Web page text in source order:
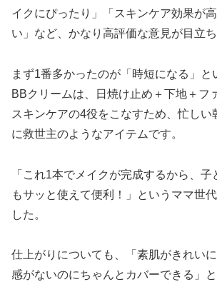
イクにぴったり」「スキンケア効果が
い」など、かなり高評価な意見が目立ち
まず1番多かったのが「時短になる」と
BBクリームは、日焼け止め＋下地＋フ
スキンケアの4役をこなすため、忙しい
に救世主のようなアイテムです。
「これ1本でメイクが完成するから、子
もサッと使えて便利！」というママ世
した。
仕上がりについても、「素肌がきれい
感がないのにちゃんとカバーできる」